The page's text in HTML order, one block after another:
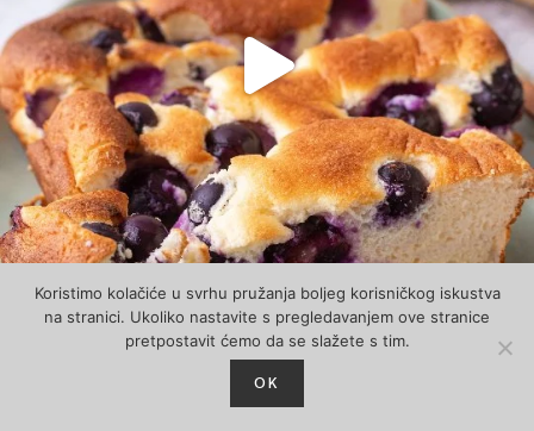
Koristimo kolačiće u svrhu pružanja boljeg korisničkog iskustva
na stranici. Ukoliko nastavite s pregledavanjem ove stranice
pretpostavit ćemo da se slažete s tim.
OK